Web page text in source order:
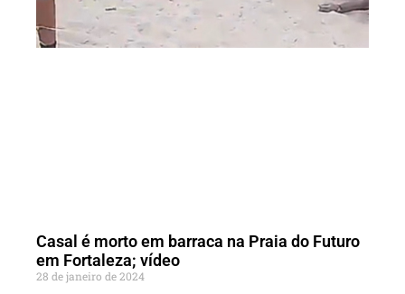
Casal é morto em barraca na Praia do Futuro
em Fortaleza; vídeo
28 de janeiro de 2024